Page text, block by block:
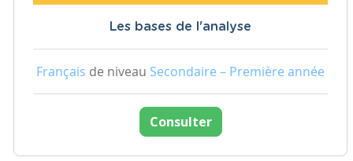
Les bases de l'analyse
Français de niveau Secondaire – Première année
Consulter